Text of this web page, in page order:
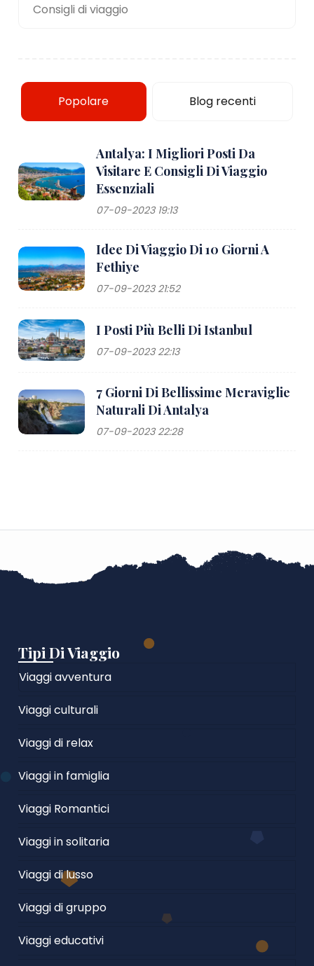
Consigli di viaggio
Popolare Blog recenti
Antalya: I Migliori Posti Da
Visitare E Consigli Di Viaggio
Essenziali
07-09-2023 19:13
Idee Di Viaggio Di 10 Giorni A
Fethiye
07-09-2023 21:52
I Posti Più Belli Di Istanbul
07-09-2023 22:13
7 Giorni Di Bellissime Meraviglie
Naturali Di Antalya
07-09-2023 22:28
Tipi Di Viaggio
Viaggi avventura
Viaggi culturali
Viaggi di relax
Viaggi in famiglia
Viaggi Romantici
Viaggi in solitaria
Viaggi di lusso
Viaggi di gruppo
Viaggi educativi